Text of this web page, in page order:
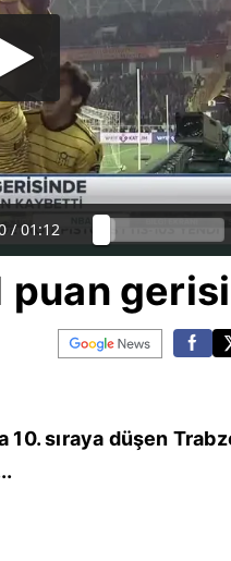
/ 01:12
puan
10. sıraya düşen